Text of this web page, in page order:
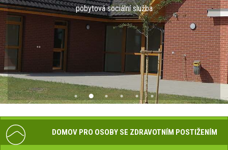
pobytová sociální služba
DOMOV PRO OSOBY SE ZDRAVOTNÍM POSTIŽENÍM